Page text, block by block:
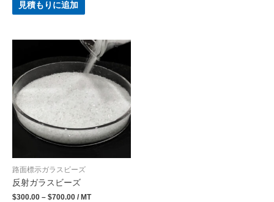
見積もりに追加
路面標示ガラスビーズ
反射ガラスビーズ
$300.00 – $700.00 / MT